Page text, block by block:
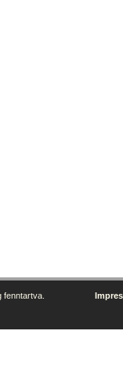
fenntartva.